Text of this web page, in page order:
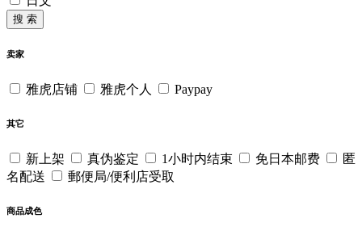
搜 索
卖家
雅虎店铺 雅虎个人 Paypay
其它
新上架 真伪鉴定 1小时内结束 免日本邮费
匿
名配送
郵便局/便利店受取
商品成色